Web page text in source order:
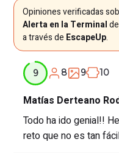
Opiniones verificadas
Alerta en la Terminal
a través de EscapeUp.
9 8 9 10
Matías Derteano
Todo ha ido genial!!
reto que no es tan